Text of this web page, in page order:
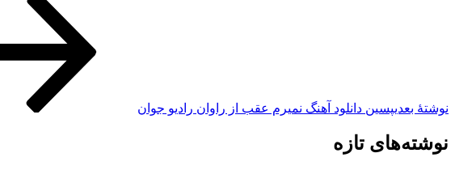
نوشته‌ٔ بعدیپسین دانلود آهنگ نمیرم عقب از راوان رادیو جوان
نوشته‌های تازه